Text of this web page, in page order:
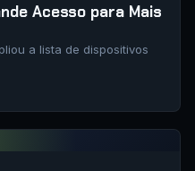
Acesso para Mais
a lista de dispositivos